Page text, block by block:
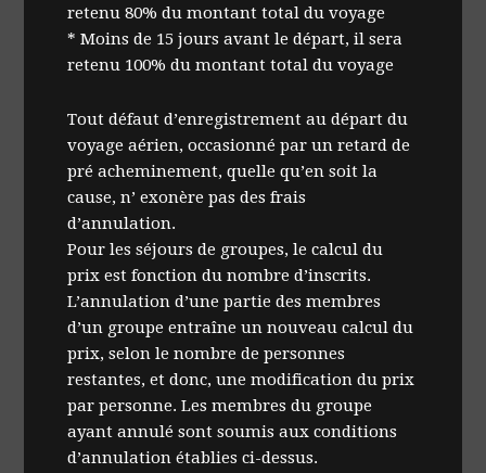
retenu 80% du montant total du voyage
* Moins de 15 jours avant le départ, il sera
retenu 100% du montant total du voyage
Tout défaut d’enregistrement au départ du
voyage aérien, occasionné par un retard de
pré acheminement, quelle qu’en soit la
cause, n’ exonère pas des frais
d’annulation.
Pour les séjours de groupes, le calcul du
prix est fonction du nombre d’inscrits.
L’annulation d’une partie des membres
d’un groupe entraîne un nouveau calcul du
prix, selon le nombre de personnes
restantes, et donc, une modification du prix
par personne. Les membres du groupe
ayant annulé sont soumis aux conditions
d’annulation établies ci-dessus.